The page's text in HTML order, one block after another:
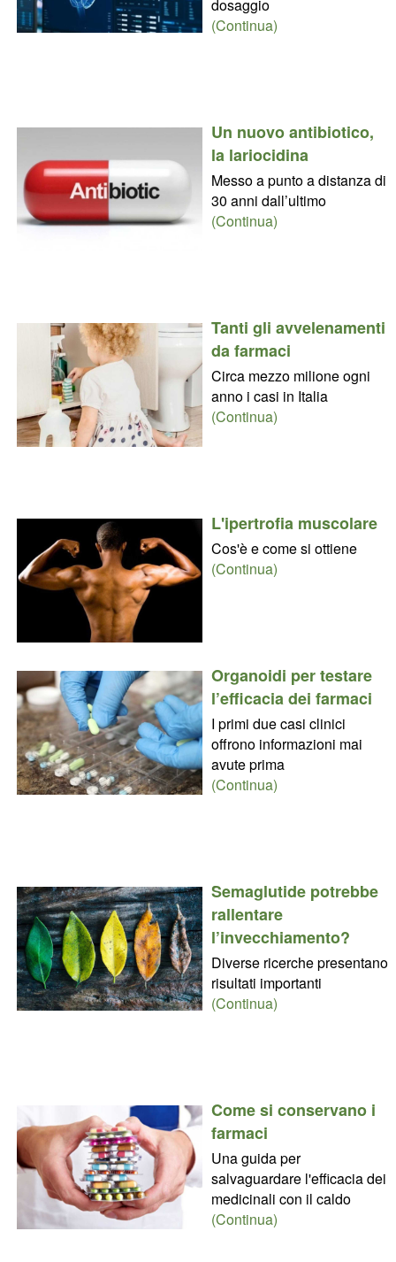
dosaggio
(Continua)
Un nuovo antibiotico,
la lariocidina
Messo a punto a distanza di
30 anni dall’ultimo
(Continua)
Tanti gli avvelenamenti
da farmaci
Circa mezzo milione ogni
anno i casi in Italia
(Continua)
L'ipertrofia muscolare
Cos'è e come si ottiene
(Continua)
Organoidi per testare
l’efficacia dei farmaci
I primi due casi clinici
offrono informazioni mai
avute prima
(Continua)
Semaglutide potrebbe
rallentare
l’invecchiamento?
Diverse ricerche presentano
risultati importanti
(Continua)
Come si conservano i
farmaci
Una guida per
salvaguardare l'efficacia dei
medicinali con il caldo
(Continua)